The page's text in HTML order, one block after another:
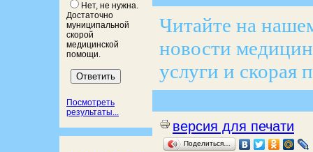
Нет, не нужна.
Достаточно
муниципальной
скорой
медицинской
помощи.
Посмотреть
результаты...
Читайте на
новости
услуги и скорая
версия для печати
Поделиться…